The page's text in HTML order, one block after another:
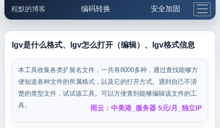
程默的博客 编码转换 安全加固
邮件工具 生活便民 更多工具
5.1支付宝大红包
lgv是什么格式、lgv怎么打开（编辑）、lgv格式信息
本工具收集各类扩展名文件，一共有8000多种，通过查找能够方
便知道各种文件的所属格式，以及它的打开方式。遇到自己不清
楚的类型文件，试试该工具。可以方便查到能够编辑该文件的工
具。
雨云：中美港_服务器 5元/月_独立IP